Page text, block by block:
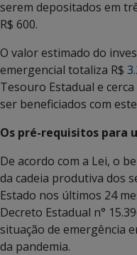
serem depositados em
R$ 600.
O valor estimado do
emergencial totaliza R$
Tesouro Estadual e
ser beneficiados com
Os pré-requisitos para
De acordo com a Lei, o
da cadeia produtiva dos
Estado nos últimos 24
Decreto Estadual n°
situação de emergência
da pandemia.